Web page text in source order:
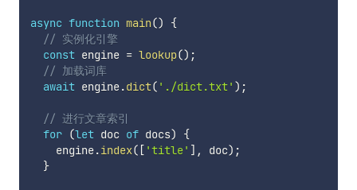
async function main()
{
// 实例化引擎
const engine = lookup() ;
// 加载词库
await engine.dict( './dict.txt' ) ;
// 进行文章索引
for (let doc of docs)
{
    engine
.index( [ 'title' ] , doc) ;
}